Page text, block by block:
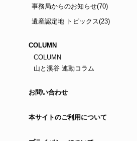
事務局からのお知らせ(70)
遺産認定地 トピックス(23)
COLUMN
COLUMN
山と溪谷 連動コラム
お問い合わせ
本サイトのご利用について